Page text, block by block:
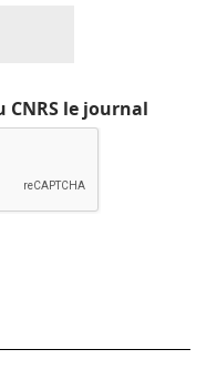
CNRS le journal